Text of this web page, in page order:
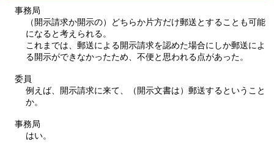
事務局
（開示請求か開示の）どちらか片方だけ郵送とすることも可能
になると考えられる。
これまでは、郵送による開示請求を認めた場合にしか郵送によ
る開示ができなかったため、不便と思われる点があった。
委員
例えば、開示請求に来て、（開示文書は）郵送するということ
か。
事務局
はい。